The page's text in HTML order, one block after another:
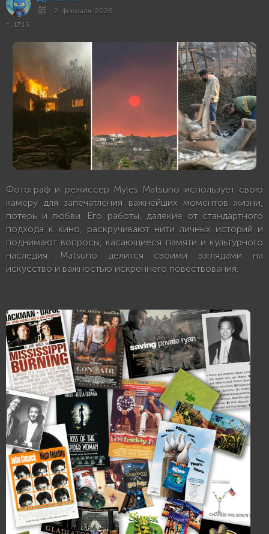
2 февраля 2026
г., 17:15
Фотограф и режиссер Myles Matsuno использует свою
камеру для запечатления важнейших моментов жизни,
потерь и любви. Его работы, далекие от стандартного
подхода к кино, раскручивают нити личных историй и
поднимают вопросы, касающиеся памяти и культурного
наследия. Matsuno делится своими взглядами на
искусство и важностью искреннего повествования.